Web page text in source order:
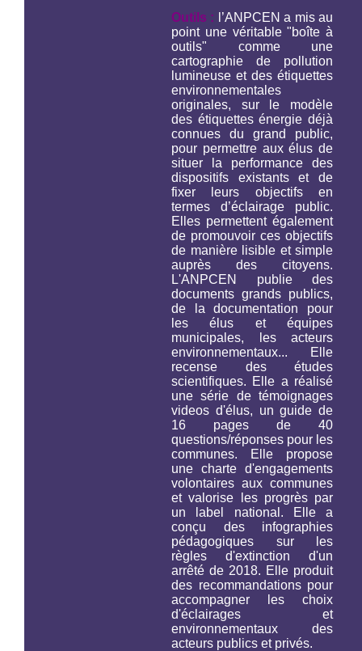
Outils :
l’ANPCEN a mis au
point une véritable "boîte à
outils" comme une
cartographie de pollution
lumineuse et des étiquettes
environnementales
originales, sur le modèle
des étiquettes énergie déjà
connues du grand public,
pour permettre aux élus de
situer la performance des
dispositifs existants et de
fixer leurs objectifs en
termes d’éclairage public.
Elles permettent également
de promouvoir ces objectifs
de manière lisible et simple
auprès des citoyens.
L'ANPCEN publie des
documents grands publics,
de la documentation pour
les élus et équipes
municipales, les acteurs
environnementaux... Elle
recense des études
scientifiques. Elle a réalisé
une série de témoignages
videos d'élus, un guide de
16 pages de 40
questions/réponses pour les
communes. Elle propose
une charte d'engagements
volontaires aux communes
et valorise les progrès par
un label national. Elle a
conçu des infographies
pédagogiques sur les
règles d'extinction d'un
arrêté de 2018. Elle produit
des recommandations pour
accompagner les choix
d'éclairages et
environnementaux des
acteurs publics et privés.